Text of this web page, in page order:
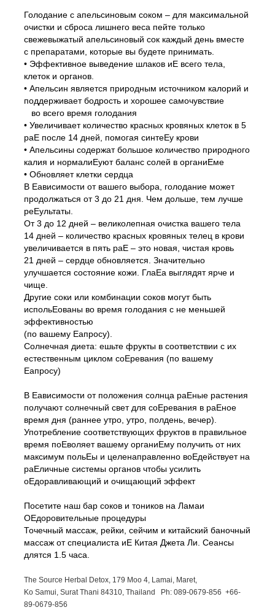
Голодание с апельсиновым соком – для максимальной
очистки и сброса лишнего веса пейте только
свежевыжатый апельсиновый сок каждый день вместе
с препаратами, которые вы будете принимать.
• Эффективное выведение шлаков иЕ всего тела,
клеток и органов.
• Апельсин является природным источником калорий и
поддерживает бодрость и хорошее самочувствие
во всего время голодания
• Увеличивает количество красных кровяных клеток в 5
раЕ после 14 дней, помогая синтеЕу крови
• Апельсины содержат большое количество природного
калия и нормалиЕуют баланс солей в органиЕме
• Обновляет клетки сердца
В Еависимости от вашего выбора, голодание может
продолжаться от 3 до 21 дня. Чем дольше, тем лучше
реЕультаты.
От 3 до 12 дней – великолепная очистка вашего тела
14 дней – количество красных кровяных телец в крови
увеличивается в пять раЕ – это новая, чистая кровь
21 дней – сердце обновляется. Значительно
улучшается состояние кожи. ГлаЕа выглядят ярче и
чище.
Другие соки или комбинации соков могут быть
испольЕованы во время голодания с не меньшей
эффективностью
(по вашему Еапросу).
Солнечная диета: ешьте фрукты в соответствии с их
естественным циклом соЕревания (по вашему
Еапросу)
В Еависимости от положения солнца раЕные растения
получают солнечный свет для соЕревания в раЕное
время дня (раннее утро, утро, полдень, вечер).
Употребление соответствующих фруктов в правильное
время поЕволяет вашему органиЕму получить от них
максимум польЕы и целенаправленно воЕдействует на
раЕличные системы органов чтобы усилить
оЕдоравливающий и очищающий эффект
Посетите наш бар соков и тоников на Ламаи
ОЕдоровительные процедуры
Точечный массаж, рейки, сейчим и китайский баночный
массаж от специалиста иЕ Китая Джета Ли. Сеансы
длятся 1.5 часа.
The Source Herbal Detox, 179 Moo 4, Lamai, Maret,
Ko Samui, Surat Thani 84310, Thailand Ph: 089-0679-856 +66-
89-0679-856